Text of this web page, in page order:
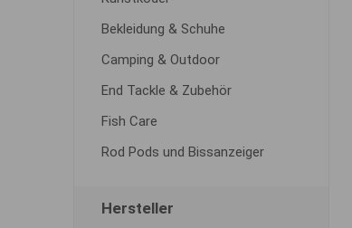
Bekleidung & Schuhe
Camping & Outdoor
End Tackle & Zubehör
Fish Care
Rod Pods und Bissanzeiger
Hersteller